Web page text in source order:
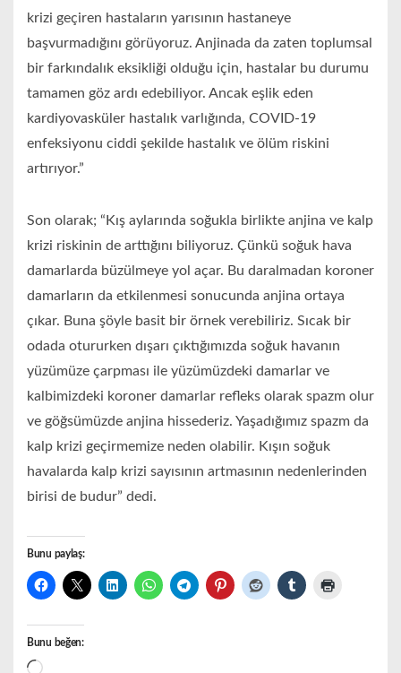
krizi geçiren hastaların yarısının hastaneye
başvurmadığını görüyoruz. Anjinada da zaten toplumsal
bir farkındalık eksikliği olduğu için, hastalar bu durumu
tamamen göz ardı edebiliyor. Ancak eşlik eden
kardiyovasküler hastalık varlığında, COVID-19
enfeksiyonu ciddi şekilde hastalık ve ölüm riskini
artırıyor.”
Son olarak; “Kış aylarında soğukla birlikte anjina ve kalp
krizi riskinin de arttığını biliyoruz. Çünkü soğuk hava
damarlarda büzülmeye yol açar. Bu daralmadan koroner
damarların da etkilenmesi sonucunda anjina ortaya
çıkar. Buna şöyle basit bir örnek verebiliriz. Sıcak bir
odada otururken dışarı çıktığımızda soğuk havanın
yüzümüze çarpması ile yüzümüzdeki damarlar ve
kalbimizdeki koroner damarlar refleks olarak spazm olur
ve göğsümüzde anjina hissederiz. Yaşadığımız spazm da
kalp krizi geçirmemize neden olabilir. Kışın soğuk
havalarda kalp krizi sayısının artmasının nedenlerinden
birisi de budur” dedi.
Bunu paylaş:
Bunu beğen:
Yükleniyor...